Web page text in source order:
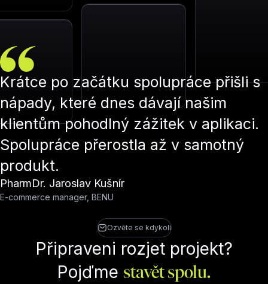
Krátce po začátku spolupráce přišli s
nápady, které dnes dávají našim
klientům pohodlný zážitek v aplikaci.
Spolupráce přerostla až v samotný
produkt.
PharmDr. Jaroslav Kušnír
E-commerce manager, BENU
Ozvěte se kdykoli
Připraveni rozjet projekt?
Pojďmestavět spolu.